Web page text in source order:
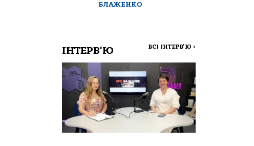
БЛАЖЕНКО
ІНТЕРВ'Ю ВСІ ІНТЕРВ'Ю >